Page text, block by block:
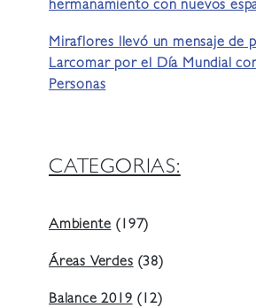
hermanamiento con nuevos
Miraflores llevó un mensaje de
Larcomar por el Día Mundial
Personas
CATEGORIAS:
Ambiente (197)
Áreas Verdes (38)
Balance 2019 (12)